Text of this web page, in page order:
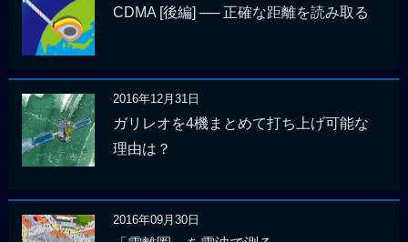
CDMA [後編] ── 正確な距離を読み取る
2016年12月31日
ガリレオを4機まとめて打ち上げ可能な
理由は？
2016年09月30日